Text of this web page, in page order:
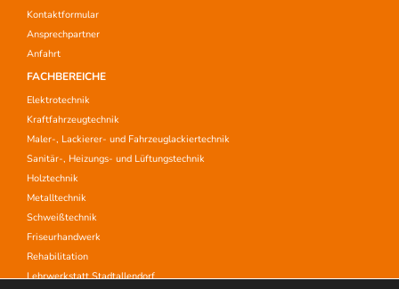
Kontaktformular
Ansprechpartner
Anfahrt
FACHBEREICHE
Elektrotechnik
Kraftfahrzeugtechnik
Maler-, Lackierer- und Fahrzeuglackiertechnik
Sanitär-, Heizungs- und Lüftungstechnik
Holztechnik
Metalltechnik
Schweißtechnik
Friseurhandwerk
Rehabilitation
Lehrwerkstatt Stadtallendorf